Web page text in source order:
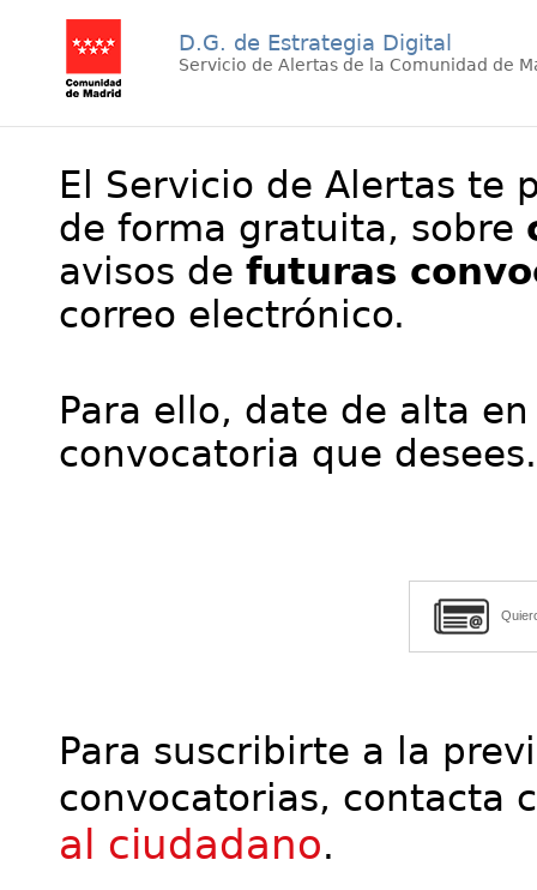
D.G. de Estrategia Digital
Servicio de Alertas de la Comunidad de
El Servicio de Alertas te
de forma gratuita, sobre
avisos de futuras
correo electrónico.
Para ello, date de alta
convocatoria que desees.
Para suscribirte a la
convocatorias, contacta
al ciudadano.